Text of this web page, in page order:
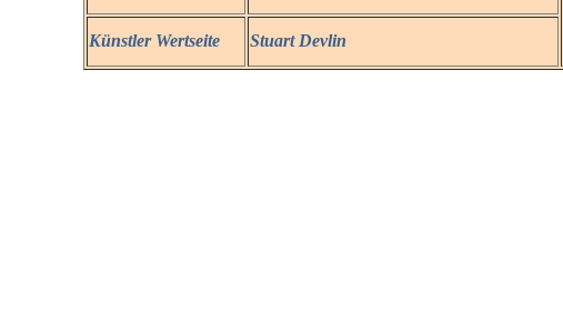
Künstler Wertseite Stuart Devlin